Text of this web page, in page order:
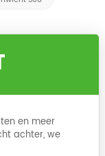
en meer
achter, we